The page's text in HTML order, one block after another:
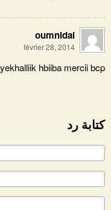
oumnidal
février 28, 2014
hbiiba mercii bcp
كتابة رد